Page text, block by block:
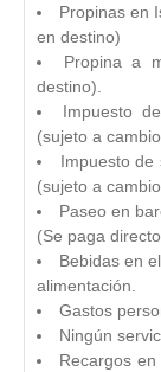
Propinas en
en destino)
Propina a
destino).
Impuesto
(sujeto a
Impuesto de
(sujeto a
Paseo en
(Se paga
Bebidas en
alimentación.
Gastos
Ningún
Recargos